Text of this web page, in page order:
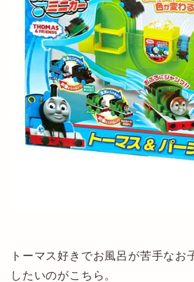
トーマス好きでお風呂が苦手なお
したいのがこちら。